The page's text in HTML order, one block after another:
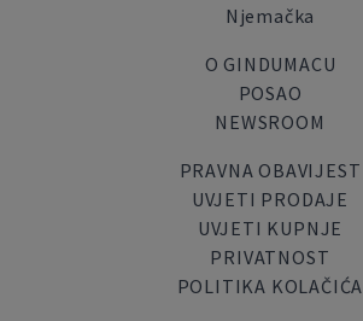
Njemačka
O GINDUMACU
POSAO
NEWSROOM
PRAVNA OBAVIJEST
UVJETI PRODAJE
UVJETI KUPNJE
PRIVATNOST
POLITIKA KOLAČIĆA